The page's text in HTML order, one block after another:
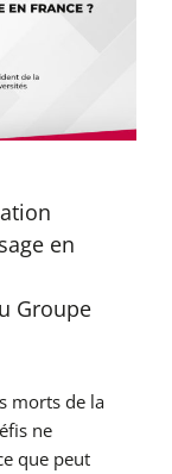
en
Groupe
morts de la
ne
que peut